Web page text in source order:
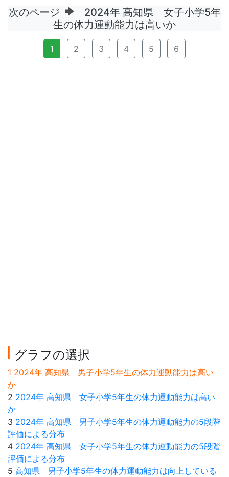
次のページ
2024年 高知県 女子小学5年
生の体力運動能力は高いか
1 2 3 4 5 6
グラフの選択
1 2024年 高知県 男子小学5年生の体力運動能力は高い
か
2 2024年 高知県 女子小学5年生の体力運動能力は高い
か
3 2024年 高知県 男子小学5年生の体力運動能力の5段階
評価による分布
4 2024年 高知県 女子小学5年生の体力運動能力の5段階
評価による分布
5 高知県 男子小学5年生の体力運動能力は向上している